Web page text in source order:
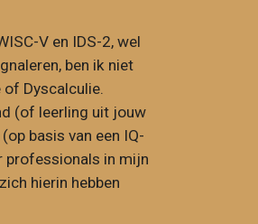
V en IDS-2, wel
ben ik niet
of Dyscalculie.
(of leerling uit jouw
basis van een IQ-
professionals in mijn
hierin hebben